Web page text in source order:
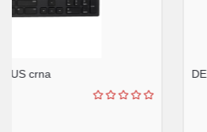
DELL Multimedia KB216 USB